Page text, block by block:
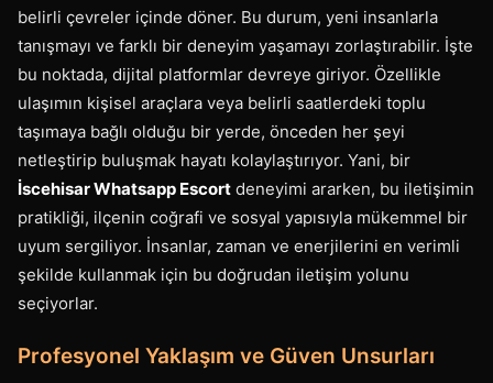
belirli çevreler içinde döner. Bu durum, yeni insanlarla
tanışmayı ve farklı bir deneyim yaşamayı zorlaştırabilir. İşte
bu noktada, dijital platformlar devreye giriyor. Özellikle
ulaşımın kişisel araçlara veya belirli saatlerdeki toplu
taşımaya bağlı olduğu bir yerde, önceden her şeyi
netleştirip buluşmak hayatı kolaylaştırıyor. Yani, bir
İscehisar Whatsapp Escort deneyimi ararken, bu iletişimin
pratikliği, ilçenin coğrafi ve sosyal yapısıyla mükemmel bir
uyum sergiliyor. İnsanlar, zaman ve enerjilerini en verimli
şekilde kullanmak için bu doğrudan iletişim yolunu
seçiyorlar.
Profesyonel Yaklaşım ve Güven Unsurları